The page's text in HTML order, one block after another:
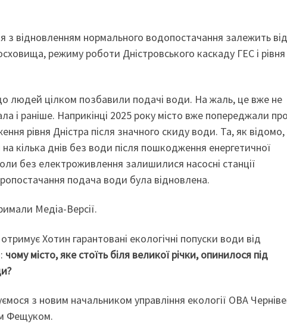
з відновленням нормального водопостачання залежить від
режиму роботи Дністровського каскаду ГЕС і
людей цілком позбавили подачі води. На жаль, це вже не
і раніше. Наприкінці 2025 року місто вже попереджали про
рівня Дністра після значного скиду води. Та, як відомо,
кілька днів без води після пошкодження енергетичної
без електроживлення залишилися насосні станції
подача води була відновлена.
Медіа-Версії.
Хотин гарантовані екологічні попуски води від
чому місто, яке стоїть біля великої річки, опинилося під
з новим начальником управління екології ОВА
Фещуком.